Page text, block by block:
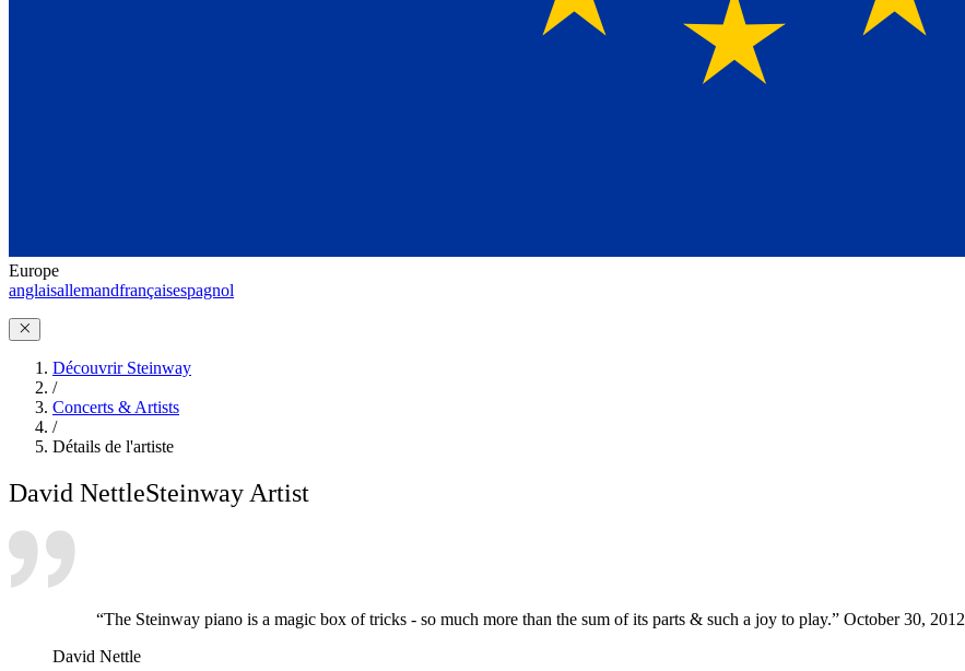
Europe
anglaisallemandfrançaisespagnol
Découvrir Steinway
/
Concerts & Artists
/
Détails de l'artiste
David NettleSteinway Artist
“The Steinway piano is a magic box of tricks - so much more than the sum of its parts & such a joy to play.” October 30, 2012
David Nettle